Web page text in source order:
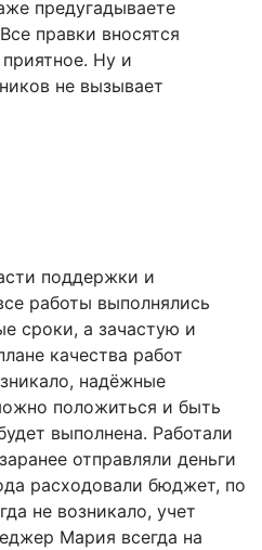
предугадываете
правки вносятся
Ну и
не вызывает
поддержки и
работы выполнялись
сроки, а зачастую и
качества работ
надёжные
положиться и быть
выполнена. Работали
отправляли деньги
расходовали бюджет, по
не возникало, учет
Мария всегда на